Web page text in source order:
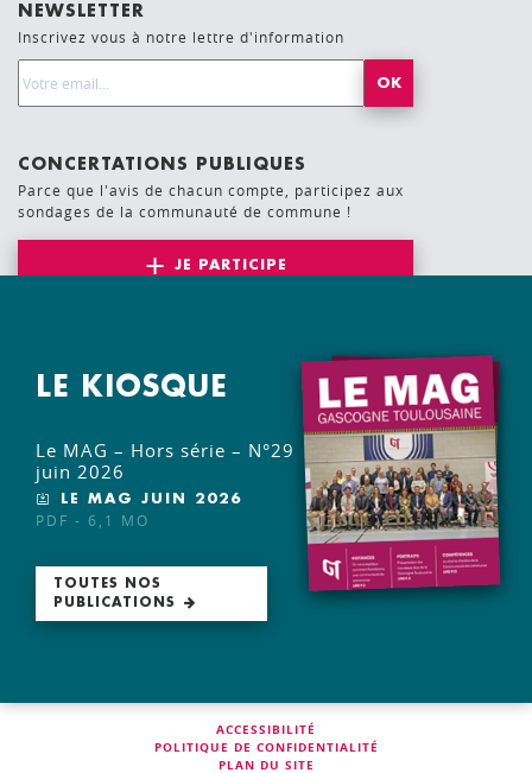
NEWSLETTER
Inscrivez vous à notre lettre d'information
CONCERTATIONS PUBLIQUES
Parce que l'avis de chacun compte, participez aux
sondages de la communauté de commune !
JE PARTICIPE
LE KIOSQUE
Le MAG – Hors série – N°29
juin 2026
LE MAG JUIN 2026
PDF - 6,1 MO
TOUTES NOS
PUBLICATIONS
ACCESSIBILITÉ
POLITIQUE DE CONFIDENTIALITÉ
PLAN DU SITE